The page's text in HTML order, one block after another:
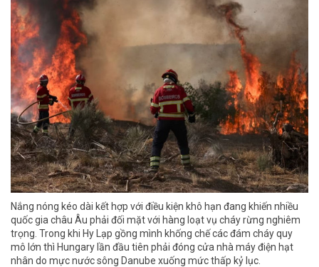
Nắng nóng kéo dài kết hợp với điều kiện khô hạn đang khiến nhiều
quốc gia châu Âu phải đối mặt với hàng loạt vụ cháy rừng nghiêm
trọng. Trong khi Hy Lạp gồng mình khống chế các đám cháy quy
mô lớn thì Hungary lần đầu tiên phải đóng cửa nhà máy điện hạt
nhân do mực nước sông Danube xuống mức thấp kỷ lục.